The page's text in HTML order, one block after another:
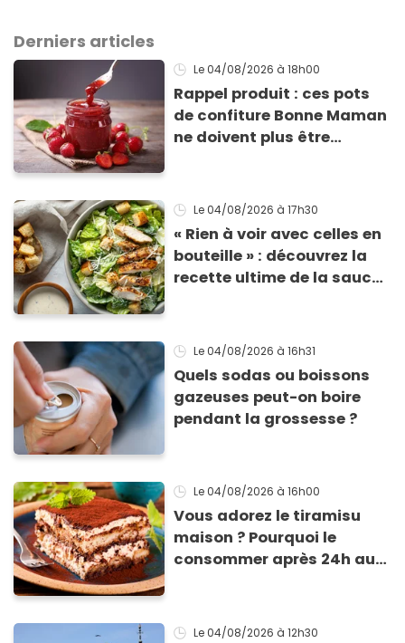
Derniers articles
Le 04/08/2026 à 18h00
Rappel produit : ces pots
de confiture Bonne Maman
ne doivent plus être
morceaux de verre
Le 04/08/2026 à 17h30
« Rien à voir avec celles en
bouteille » : découvrez la
recette ultime de la sauce
Le 04/08/2026 à 16h31
Quels sodas ou boissons
gazeuses peut-on boire
pendant la grossesse ?
Le 04/08/2026 à 16h00
Vous adorez le tiramisu
maison ? Pourquoi le
consommer après 24h au
Le 04/08/2026 à 12h30